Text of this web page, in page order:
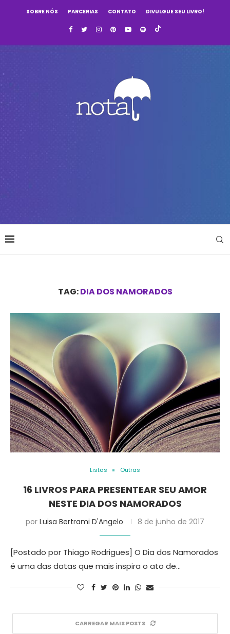
SOBRE NÓS PARCERIAS CONTATO DIVULGUE SEU LIVRO!
TAG:DIA DOS NAMORADOS
Listas Outras
16 LIVROS PARA PRESENTEAR SEU AMOR
NESTE DIA DOS NAMORADOS
por Luisa Bertrami D'Angelo 8 de junho de 2017
[Postado por Thiago Rodrigues] O Dia dos Namorados
é uma das datas que mais inspira o ato de…
CARREGAR MAIS POSTS